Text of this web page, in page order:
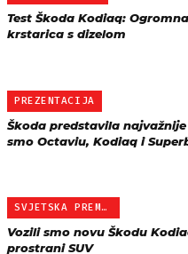
Test Škoda Kodiaq:
krstarica s dizelom
PREZENTACIJA
Škoda predstavila
smo Octaviu, Kodiaq i
SVJETSKA PREMIJERA
Vozili smo novu Škodu
prostrani SUV